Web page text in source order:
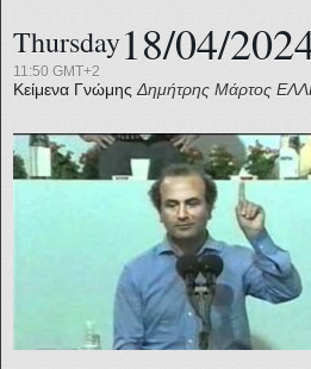
Thursday18/04/
11:50 GMT+2
Κείμενα Γνώμης Δημήτρης Μάρτος